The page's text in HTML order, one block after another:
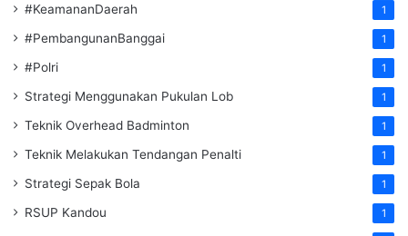
#KeamananDaerah 1
#PembangunanBanggai 1
#Polri 1
Strategi Menggunakan Pukulan Lob 1
Teknik Overhead Badminton 1
Teknik Melakukan Tendangan Penalti 1
Strategi Sepak Bola 1
RSUP Kandou 1